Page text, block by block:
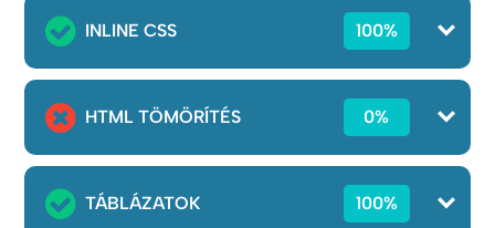
INLINE CSS 100%
HTML TÖMÖRÍTÉS 0%
TÁBLÁZATOK 100%